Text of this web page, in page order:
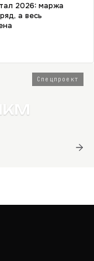
2026: маржа
а весь
Спецпроект